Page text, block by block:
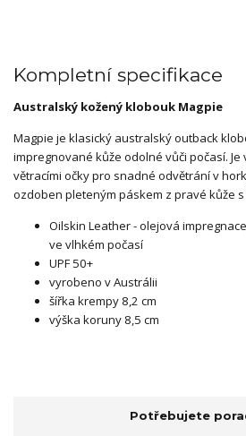
Kompletní specifikace
Australský kožený klobouk Magpie
Magpie je klasický australský outback
impregnované kůže odolné vůči počasí.
větracími očky pro snadné odvětrání v
ozdoben pleteným páskem z pravé kůže s
Oilskin Leather - olejová
ve vlhkém počasí
UPF 50+
vyrobeno v Austrálii
šířka krempy 8,2 cm
výška koruny 8,5 cm
Potřebujete